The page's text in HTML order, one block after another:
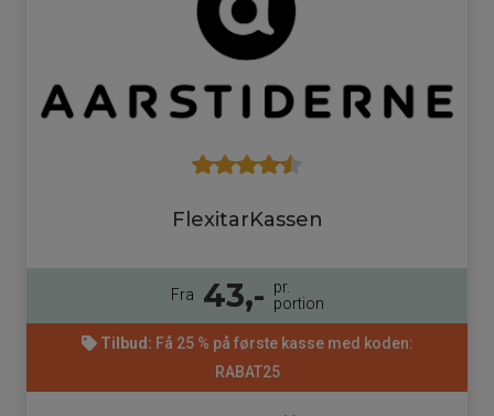
FlexitarKassen
Fra 43,-
pr.
portion
Tilbud: Få 25 % på første kasse med koden:
RABAT25